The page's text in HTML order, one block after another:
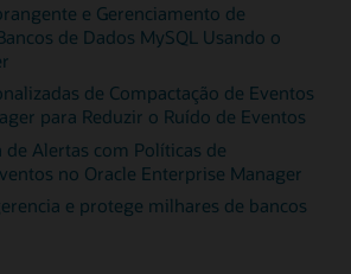
e Gerenciamento de
de Dados MySQL Usando o
de Compactação de Eventos
para Reduzir o Ruído de Eventos
de Alertas com Políticas de
no Oracle Enterprise Manager
e protege milhares de bancos